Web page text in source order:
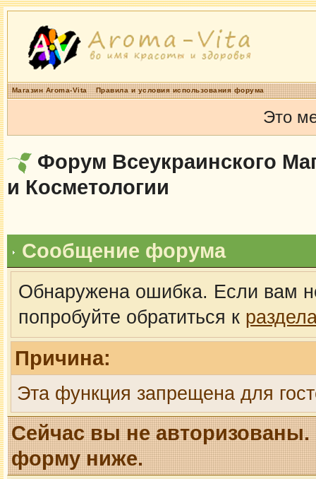
Магазин Aroma-Vita Правила и условия использования форума
Это
Форум Всеукраинского
и Косметологии
Сообщение форума
Обнаружена ошибка. Если вам
попробуйте обратиться к
Причина:
Эта функция запрещена для
Сейчас вы не авторизованы.
форму ниже.